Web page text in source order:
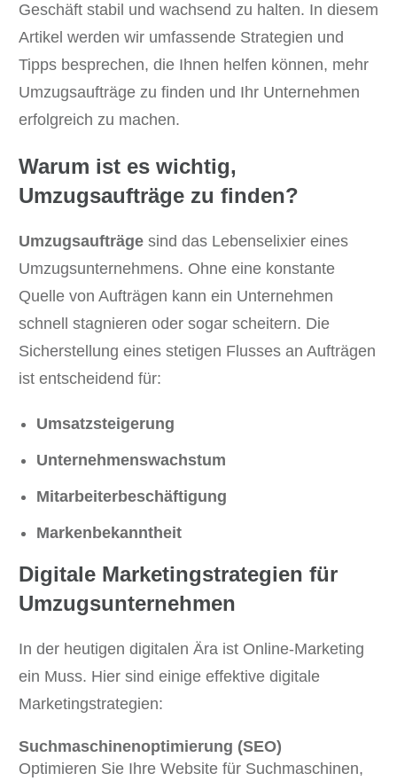
Geschäft stabil und wachsend zu halten. In diesem
Artikel werden wir umfassende Strategien und
Tipps besprechen, die Ihnen helfen können, mehr
Umzugsaufträge zu finden und Ihr Unternehmen
erfolgreich zu machen.
Warum ist es wichtig,
Umzugsaufträge zu finden?
Umzugsaufträge sind das Lebenselixier eines
Umzugsunternehmens. Ohne eine konstante
Quelle von Aufträgen kann ein Unternehmen
schnell stagnieren oder sogar scheitern. Die
Sicherstellung eines stetigen Flusses an Aufträgen
ist entscheidend für:
Umsatzsteigerung
Unternehmenswachstum
Mitarbeiterbeschäftigung
Markenbekanntheit
Digitale Marketingstrategien für
Umzugsunternehmen
In der heutigen digitalen Ära ist Online-Marketing
ein Muss. Hier sind einige effektive digitale
Marketingstrategien:
Suchmaschinenoptimierung (SEO)
Optimieren Sie Ihre Website für Suchmaschinen,